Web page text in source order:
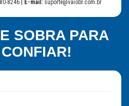
8246 E-mail:suporte@vaiobr.com.br
SOBRA PARA